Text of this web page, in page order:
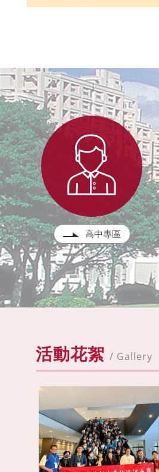
高中專區
活動花絮 / Gallery